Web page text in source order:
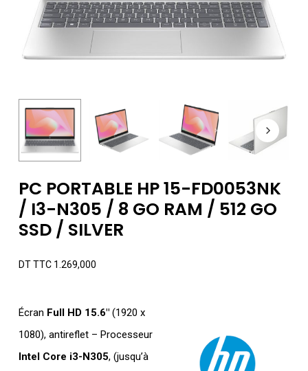
PC PORTABLE HP 15-FD0053NK
/ I3-N305 / 8 GO RAM / 512 GO
SSD / SILVER
DT TTC1.269,000
Écran Full HD 15.6″(1920 x
1080), antireflet – Processeur
Intel Core i3-N305, (jusqu’à